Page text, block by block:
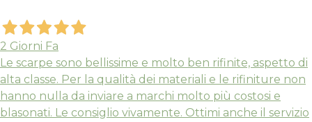
2 Giorni Fa
Le scarpe sono bellissime e molto ben rifinite, aspetto di
alta classe. Per la qualità dei materiali e le rifiniture non
hanno nulla da inviare a marchi molto più costosi e
blasonati. Le consiglio vivamente. Ottimi anche il servizio